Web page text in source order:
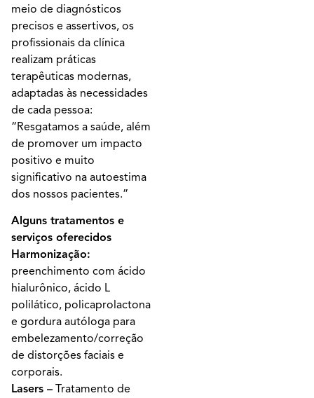
meio de diagnósticos
precisos e assertivos, os
profissionais da clínica
realizam práticas
terapêuticas modernas,
adaptadas às necessidades
de cada pessoa:
“Resgatamos a saúde, além
de promover um impacto
positivo e muito
significativo na autoestima
dos nossos pacientes.”
Alguns tratamentos e
serviços oferecidos
Harmonização:
preenchimento com ácido
hialurônico, ácido L
polilático, policaprolactona
e gordura autóloga para
embelezamento/correção
de distorções faciais e
corporais.
Lasers – Tratamento de